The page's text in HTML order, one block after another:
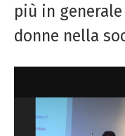
più in
donne nella